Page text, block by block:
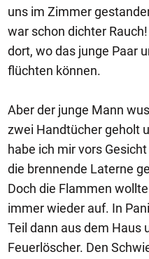
uns im Zimmer
war schon dichter
dort, wo das junge Paar
flüchten können.
Aber der junge Mann
zwei Handtücher geholt
habe ich mir vors
die brennende Laterne
Doch die Flammen
immer wieder auf. In
Teil dann aus dem Haus
Feuerlöscher. Den